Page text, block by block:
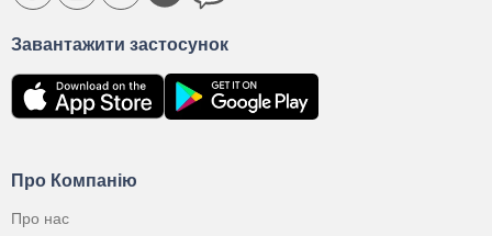
Про Компанію
Про нас
Завантажити застосунок